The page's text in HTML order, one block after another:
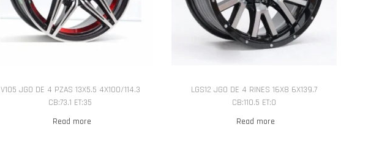
V105 JGO DE 4 PZAS 13X5.5 4X100/114.3
CB:73.1 ET:35
Read more
LGS12 JGO DE 4 RINES 16X8 6X139.7
CB:110.5 ET:0
Read more